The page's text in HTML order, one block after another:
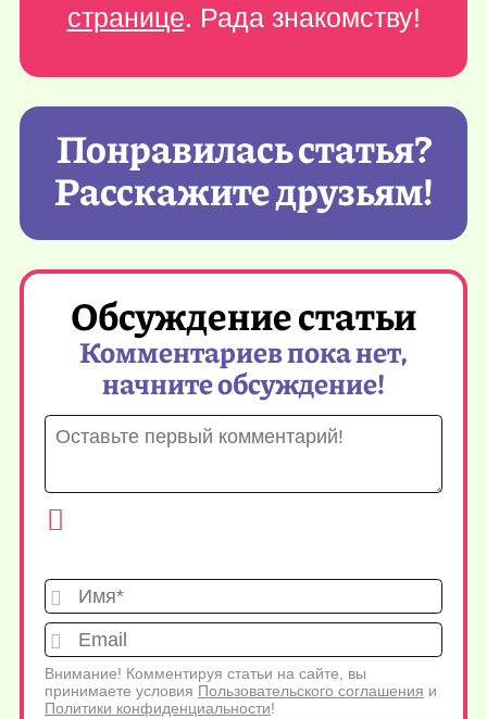
странице. Рада знакомству!
Понравилась статья?
Расскажите друзьям!
Обсуждение статьи
Комментариев пока нет,
начните обсуждение!
Имя*
Внимание! Комментируя статьи на сайте, вы
принимаете условия Пользовательского соглашения и
Политики конфиденциальности!